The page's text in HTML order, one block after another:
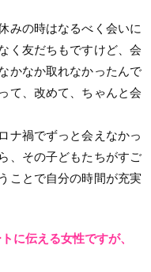
みの時はなるべく会いに
く友だちもですけど、会
かなか取れなかったんで
て、改めて、ちゃんと会
ナ禍でずっと会えなかっ
、その子どもたちがすご
ことで自分の時間が充実
に伝える女性ですが、